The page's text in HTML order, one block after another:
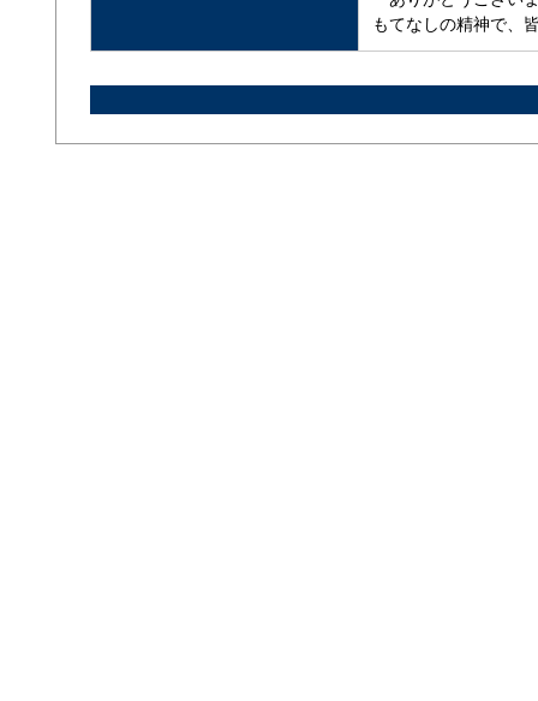
もてなしの精神で、